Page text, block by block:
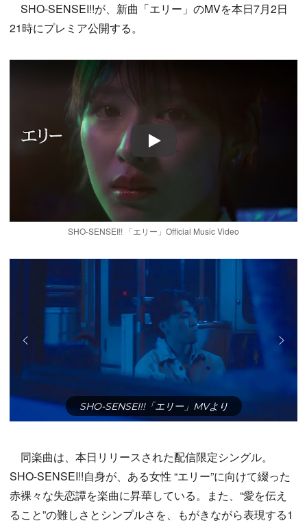
SHO-SENSEI!!が、新曲「エリー」のMVを本日7月2日
21時にプレミア公開する。
Play
SHO-SENSEI!! 「エリー」Official Music Video
SHO-SENSEI!!「エリー」MVより
同楽曲は、本日リリースされた配信限定シングル。
SHO-SENSEI!!自身が、ある女性 “エリー”に向けて綴った
赤裸々な失恋譚を楽曲に昇華している。また、“愛を伝え
ること”の難しさとシンプルさを、もがきながら表現する1